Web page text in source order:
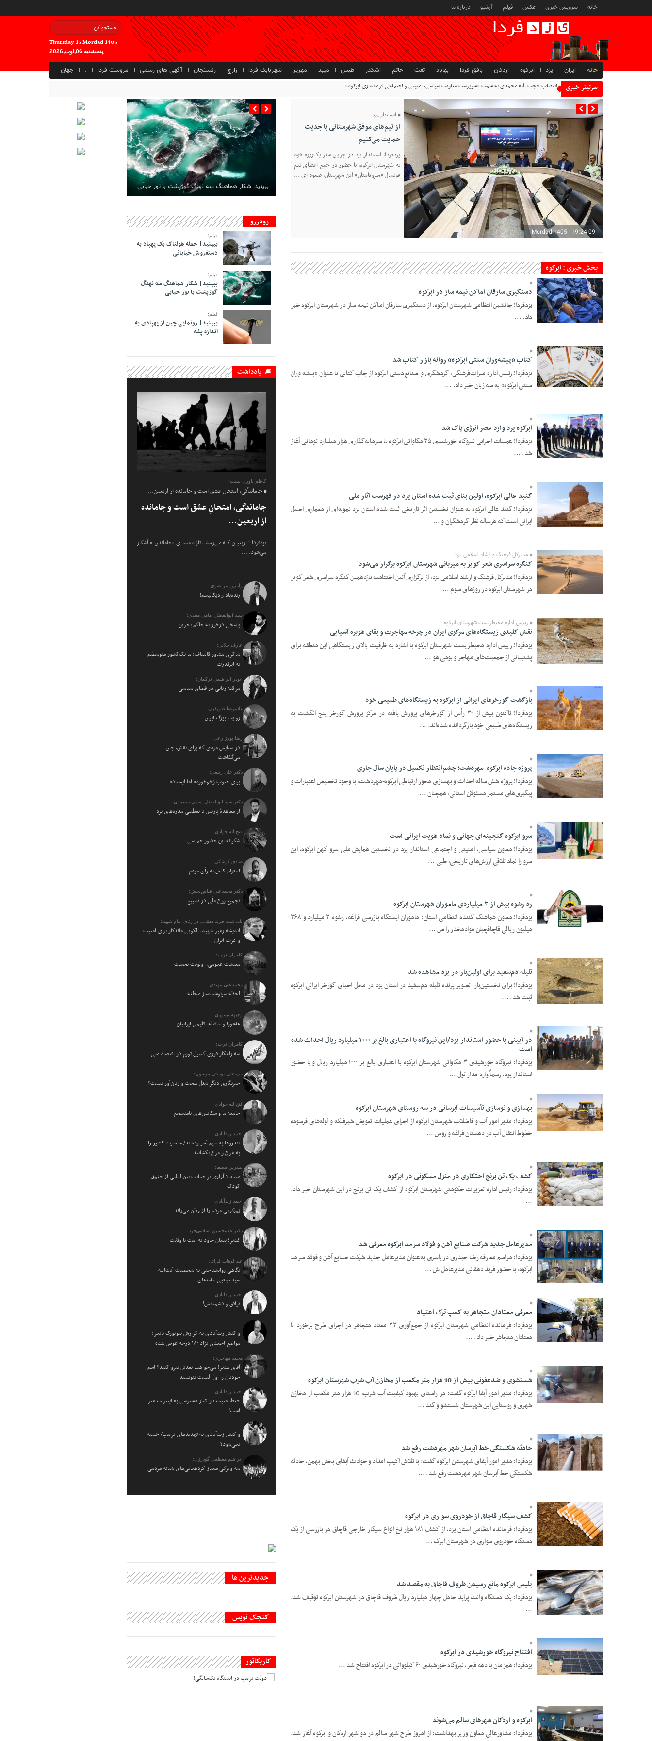
خانه سرویس خبری عکس فیلم آرشیو درباره ما
Thursday 15 Mordad 1405
پنجشنبه 06,اوت,2026
خانه ایران یزد ابرکوه اردکان بافق فردا بهاباد تفت خاتم اشکذر طبس میبد مهریز شهربابک فردا زارچ رفسنجان آگهی های رسمی مروست فردا . جهان
سرتیتر خبری بهره برداری
09 Mordad 1405 - 19:24
استاندار یزد:
از تیم‌های موفق شهرستانی با جدیت
حمایت می‌کنیم
یزدفردا؛ استاندار یزد در جریان سفر یک‌روزه خود
به شهرستان ابرکوه، با حضور در جمع اعضای تیم
فوتسال «سروقامتان» این شهرستان، صعود ای ...
بخش خبری : ابرکوه
25 Farvardin 1405 -
دستگیری سارقان اماکن نیمه ساز در ابرکوه
یزدفردا؛ جانشین انتظامی شهرستان ابرکوه، از دستگیری سارقان اماکن نیمه ساز در شهرستان ابرکوه خبر
داد. ...
25 Bahman 1404 -
کتاب «پیشه‌وران سنتی ابرکوه» روانه بازار کتاب شد
یزدفردا؛ رئیس اداره میراث‌فرهنگی، گردشگری و صنایع‌دستی ابرکوه از چاپ کتابی با عنوان «پیشه وران
سنتی ابرکوه» به سه زبان خبر داد. ...
16 Bahman 1404 -
ابرکوه یزد وارد عصر انرژی پاک شد
یزدفردا؛ عملیات اجرایی نیروگاه خورشیدی ۲۵ مگاواتی ابرکوه با سرمایه‌گذاری هزار میلیارد تومانی آغاز
شد. ...
14 Dey 1404 - 20:56
گنبد عالی ابرکوه، اولین بنای ثبت شده استان یزد در فهرست آثار ملی
یزدفردا؛ گنبد عالی ابرکوه به عنوان نخستین اثر تاریخی ثبت شده استان یزد نمونه‌ای از معماری اصیل
ایرانی است که هرساله نظر گردشگران و ...
مدیرکل فرهنگ و ارشاد اسلامی یزد:
کنگره سراسری شعر کویر به میزبانی شهرستان ابرکوه برگزار می‌شود
یزدفردا؛ مدیرکل فرهنگ و ارشاد اسلامی یزد، از برگزاری آئین اختتامیه یازدهمین کنگره سراسری شعر کویر
در شهرستان ابرکوه در روزهای سوم ...
23 Azar 1404 - 17:55
رییس اداره محیط‌زیست شهرستان ابرکوه:
نقش کلیدی زیستگاه‌های مرکزی ایران در چرخه مهاجرت و بقای هوبره آسیایی
یزدفردا؛ رییس اداره محیط‌زیست شهرستان ابرکوه با اشاره به ظرفیت بالای زیستگاهی این منطقه برای
پشتیبانی از جمعیت‌های مهاجر و بومی هو ...
10 Azar 1404 - 13:15
بازگشت گورخر‌های ایرانی از ابرکوه به زیستگاه‌های طبیعی خود
یزدفردا؛ تاکنون بیش از ۳۰ رأس از گورخر‌های پرورش یافته در مرکز پرورش گورخر پنج انگشت به
زیستگاه‌های طبیعی خود بازگردانده شده‌اند. ...
پروژه جاده ابرکوه-مهردشت؛ چشم‌انتظار تکمیل در پایان سال جاری
یزدفردا؛ پروژه شش ساله احداث و بهسازی محور ارتباطی ابرکوه-مهردشت، با وجود تخصیص اعتبارات و
پیگیری‌های مستمر مسئولان استانی، همچنان ...
22 Aban 1404 - 17:31
سرو ابرکوه گنجینه‌ای جهانی و نماد هویت ایرانی است
یزدفردا؛ معاون سیاسی، امنیتی و اجتماعی استاندار یزد در نخستین همایش ملی سرو کهن ابرکوه، این
سرو را نماد تلاقی ارزش‌های تاریخی، طبی ...
03 Aban 1404 - 18:05
رد رشوه بیش از ۳ میلیاردی ماموران شهرستان ابرکوه
یزدفردا؛ معاون هماهنگ کننده انتظامی استان: ماموران ایستگاه بازرسی فراغه، رشوه ۳ میلیارد و ۳۶۸
میلیون ریالی قاچاقچیان موادمخدر را ص ...
03 Mehr 1404 - 19:36
تلیله دم‌سفید برای اولین‌بار در یزد مشاهده شد
یزدفردا؛ برای نخستین‌بار، تصویر پرنده تلیله دم‌سفید در استان یزد در محل احیای گورخر ایرانی ابرکوه
ثبت شد. ...
05 Shahrivar 1404 -
در آیینی با حضور استاندار یزد/این نیروگاه با اعتباری بالغ بر ۱۰۰۰ میلیارد ریال احداث شده
است
یزدفردا: نیروگاه خورشیدی ۳ مگاواتی شهرستان ابرکوه با اعتباری بالغ بر ۱۰۰۰ میلیارد ریال و با حضور
استاندار یزد، رسماً وارد مدار تول ...
07 Mordad 1404 -
بهسازی و نوسازی تأسیسات آبرسانی در سه روستای شهرستان ابرکوه
یزدفردا: مدیر امور آب و فاضلاب شهرستان ابرکوه از اجرای عملیات تعویض شیرفلکه و لوله‌های فرسوده
خطوط انتقال آب در دهستان فراغه و روس ...
01 Tir 1404 - 16:04
کشف یک تن برنج احتکاری در منزل مسکونی در ابرکوه
یزدفردا: رئیس اداره تعزیرات حکومتی شهرستان ابرکوه از کشف یک تن برنج در این شهرستان خبر داد.
...
12 Khordad 1404 -
مدیرعامل جدید شرکت صنایع آهن و فولاد سرمد ابرکوه معرفی شد
یزدفردا: مراسم معارفه رضا‌ حیدری دریاسری به‌عنوان مدیرعامل جدید شرکت صنایع آهن و فولاد سرمد
ابرکوه، با حضور فرید دهقانی مدیرعامل ش ...
30 Farvardin 1404 -
معرفی معتادان متجاهر به کمپ ترک اعتیاد
یزدفردا: فرمانده انتظامی شهرستان ابرکوه از جمع‌آوری ۳۳ معتاد متجاهر در اجرای طرح برخورد با
معتادان متجاهر خبر داد. ...
25 Esfand 1403 -
شستشوی و ضدعفونی بیش از 10 هزار متر مکعب از مخازن آب شرب شهرستان ابرکوه
یزدفردا: مدیر امور آبفا ابرکوه گفت: در راستای بهبود کیفیت آب شرب، 10 هزار متر مکعب از مخازن
شهری و روستایی این شهرستان شستشو و گند ...
25 Esfand 1403 -
حادثه شکستگی خط آبرسان شهر مهردشت رفع شد
یزدفردا: مدیر امور آبفای شهرستان ابرکوه گفت: با تلاش اکیپ امداد و حوادث آبفای بخش بهمن، حادثه
شکستگی خط آبرسان شهر مهردشت رفع شد. ...
29 Bahman 1403 -
کشف سیگار قاچاق از خودروی سواری در ابرکوه
یزدفردا: فرمانده انتظامی استان یزد، از کشف ۱۸۱ هزار نخ انواع سیگار خارجی قاچاق در بازرسی از یک
دستگاه خودروی سواری در شهرستان ابرک ...
25 Bahman 1403 -
پلیس ابرکوه مانع رسیدن ظروف قاچاق به مقصد شد
یزدفردا: یک دستگاه وانت پراید حامل چهار میلیارد ریال ظروف قاچاق در شهرستان ابرکوه توقیف شد.
...
20 Bahman 1403 -
افتتاح نیروگاه خورشیدی در ابرکوه
یزدفردا: همزمان با دهه فجر، نیروگاه خورشیدی ۶۰ کیلوواتی در ابرکوه افتتاح شد ...
ابرکوه و اردکان شهر‌های سالم می‌شوند
یزدفردا: مشاورعالی معاون وزیر بهداشت: از امروز طرح شهر سالم در دو شهر اردکان و ابرکوه آغاز شد.
ببینید| شکار هماهنگ سه نهنگ گوژپشت با تور حبابی
رودررو
فیلم؛
ببینید| حمله هولناک یک پهپاد به
دستفروش خیابانی
فیلم؛
ببینید| شکار هماهنگ سه نهنگ
گوژپشت با تور حبابی
فیلم؛
ببینید| رونمایی چین از پهپادی به
اندازه پشه
یادداشت
کاظم یاوری نسب:
جاماندگی، امتحانِ عشق است و جامانده از اربعین...
جاماندگی، امتحانِ عشق است و جامانده
از اربعین...
یزدفردا؛ اربعین که می‌رسد، تازه معنای «جاماندن» آشکار
می‌شود. ...
رامتین مرتضوی:
زنده‌باد رادیکالیسم!
سید ابوالفضل امامی میبدی:
پاسخی درخور به حاکم بحرین
عارف جلالی:
شاکری مشاور قالیباف: ما یک‌کشور متوسطیم
نه ابرقدرت
ابوذر ابراهیمی ترکمان:
مراقبه زبانی در فضای سیاسی
غلامرضا ظریفیان:
روایت بزرگ ایران
رضا پورزارعی:
در ستایش مردی که برای نقش، جان
می‌گذاشت
دکتر علی ربیعی:
برای جنوبِ زخم‌خورده اما ایستاده
دکتر سید ابوالفضل امامی مسجدی:
از معاهدهٔ پاریس تا تعطیلی مغازه‌های یزد
فتح‌الله جوادی:
شکرانه این حضور حماسی
صادق کوشکی:
احترام کامل به رأی مردم
دکتر محمدعلی فیاض‌بخش:
تجمیع روح ملّی در تشییع
یادداشت فرید دهقانی در رثای امام شهید؛
اندیشه رهبر شهید، الگویی ماندگار برای امنیت
و عزت ایران
کامران نرجه:
معیشت عمومی، اولویت نخست
محمدعلی مهتدی:
لحظه سرنوشت‌ساز منطقه
وجیهه تیموری:
عاشورا و حافظه اقلیمی ایرانیان
کامران نرجه:
سه راهکار فوری کنترل تورم در اقتصاد ملی
سیدعلی دوستی موسوی:
خبرنگاری دیگر شغل سخت و زیان‌آور نیست؟
فتح‌الله جوادی:
جامعه ما و سکانس‌های نامنسجم
احمد زیدآبادی:
تندروها به سیم آخر زده‌اند/ حاضرند کشور را
به هرج و مرج بکشانند
نسرین مصفا:
میناب؛ آواری بر حمایت بین‌المللی از حقوق
کودک
احمد زیدآبادی:
زورگویی مردم را از وطن می‌راند
دکتر غلامحسین اسلامی‌فرد:
غدیر؛ پیمان جاودانه امت با ولایت
عبدالوهاب فراتی
نگاهی روانشناختی به شخصیت آیت‌الله
سیدمجتبی خامنه‌ای
احمد زیدآبادی:
توافق و دشمنانش!
واکنش زیدآبادی به گزارش نیویورک تایمز:
مواضع احمدی نژاد ۱۸۰ درجه عوض شده
محمد مهاجری:
آقای مدیر! می‌خواهید تعدیل نیرو کنید؟ اسم
خودتان را اول لیست بنویسید
احمد زیدآبادی:
حفظ امنیت در کنار دسترسی به اینترنت هنر
است!
واکنش زیدآبادی به تهدیدهای ترامپ/ خسته
نمی‌شود؟
ابراهیم معظمی گودرزی:
سه ویژگی ممتاز گردهمایی‌های شبانه مردمی
جديدترين ها
کنجک نویس
کاریکاتور